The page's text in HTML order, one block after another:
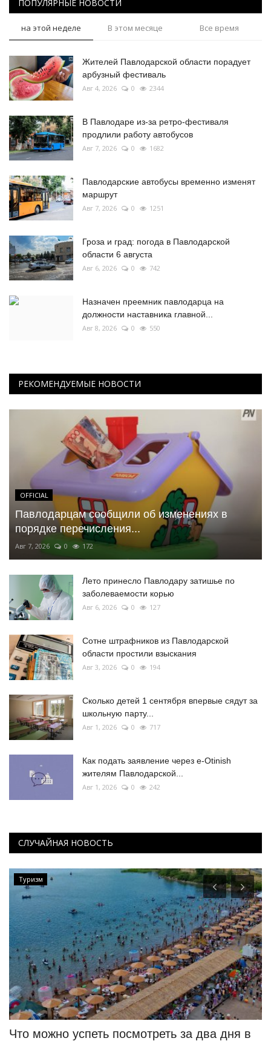
ПОПУЛЯРНЫЕ НОВОСТИ
на этой неделе В этом месяце Все время
Жителей Павлодарской области порадует
арбузный фестиваль
Авг 4, 2026 0 2344
В Павлодаре из-за ретро-фестиваля
продлили работу автобусов
Авг 7, 2026 0 1682
Павлодарские автобусы временно изменят
маршрут
Авг 7, 2026 0 1251
Гроза и град: погода в Павлодарской
области 6 августа
Авг 6, 2026 0 742
Назначен преемник павлодарца на
должности наставника главной...
Авг 8, 2026 0 550
РЕКОМЕНДУЕМЫЕ НОВОСТИ
OFFICIAL
Павлодарцам сообщили об изменениях в
порядке перечисления...
Авг 7, 2026 0 172
Лето принесло Павлодару затишье по
заболеваемости корью
Авг 6, 2026 0 127
Сотне штрафников из Павлодарской
области простили взыскания
Авг 3, 2026 0 194
Сколько детей 1 сентября впервые сядут за
школьную парту...
Авг 1, 2026 0 717
Как подать заявление через e-Otinish
жителям Павлодарской...
Авг 1, 2026 0 242
СЛУЧАЙНАЯ НОВОСТЬ
Туризм
Что можно успеть посмотреть за два дня в